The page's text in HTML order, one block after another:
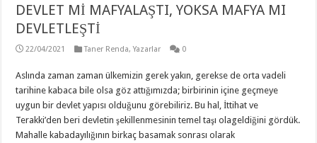
DEVLET Mİ MAFYALAŞTI, YOKSA MAFYA MI
DEVLETLEŞTİ
22/04/2021 Taner Renda,Yazarlar 0
Aslında zaman zaman ülkemizin gerek yakın, gerekse de orta vadeli
tarihine kabaca bile olsa göz attığımızda; birbirinin içine geçmeye
uygun bir devlet yapısı olduğunu görebiliriz. Bu hal, İttihat ve
Terakki’den beri devletin şekillenmesinin temel taşı olageldiğini gördük.
Mahalle kabadayılığının birkaç basamak sonrası olarak